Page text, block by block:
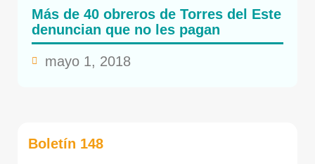
Más de 40 obreros de Torres del Este
denuncian que no les pagan
mayo 1, 2018
Boletín 148